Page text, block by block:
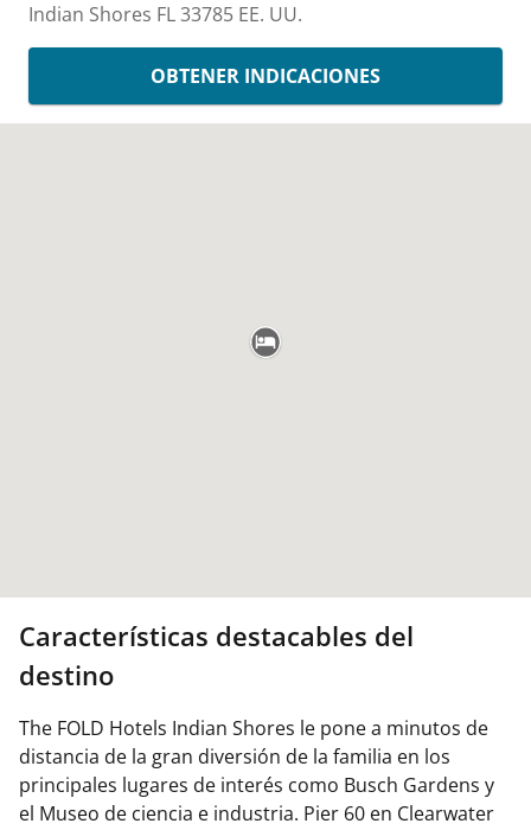
Indian Shores FL33785 EE. UU.
OBTENER INDICACIONES
Características destacables del
destino
The FOLD Hotels Indian Shores le pone a minutos de
distancia de la gran diversión de la familia en los
principales lugares de interés como Busch Gardens y
el Museo de ciencia e industria. Pier 60 en Clearwater